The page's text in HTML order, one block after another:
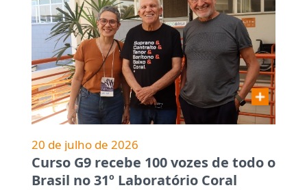
20 de julho de 2026
Curso G9 recebe 100 vozes de todo o
Brasil no 31º Laboratório Coral